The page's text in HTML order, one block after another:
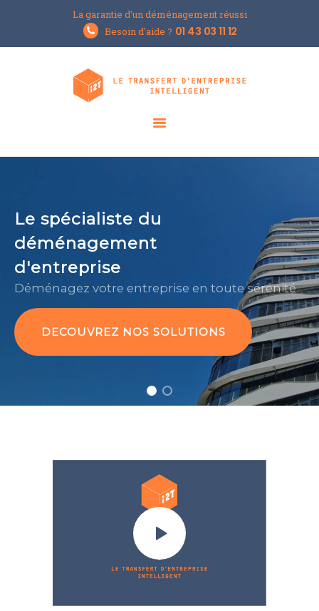
La garantie d'un déménagement réussi
Besoin d'aide ? 01 43 03 11 12
Groupe i2T
ACCUEIL
LE BLOG
Le spécialiste du
déménagement
d'entreprise
Déménagez votre entreprise en toute sérénité
DECOUVREZ NOS SOLUTIONS